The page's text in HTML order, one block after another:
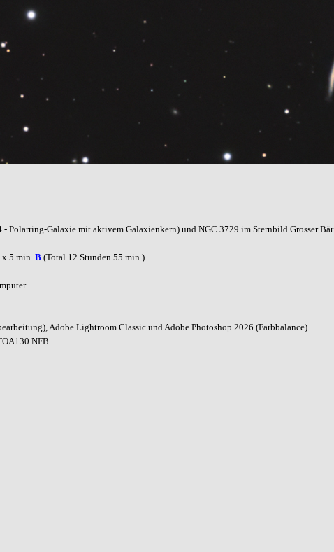
- Polarring-Galaxie mit aktivem Galaxienkern) und NGC 3729 im Sternbild Grosser Bär
x 5 min. B (Total 12 Stunden 55 min.)
Adobe Lightroom Classic und Adobe Photoshop 2026 (Farbbalance)
NFB